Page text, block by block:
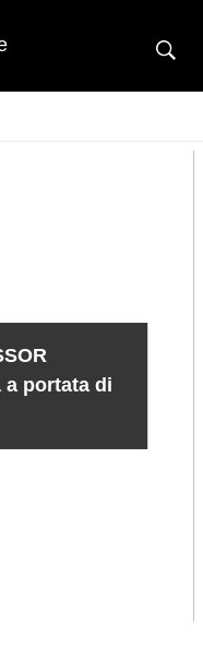
portata di